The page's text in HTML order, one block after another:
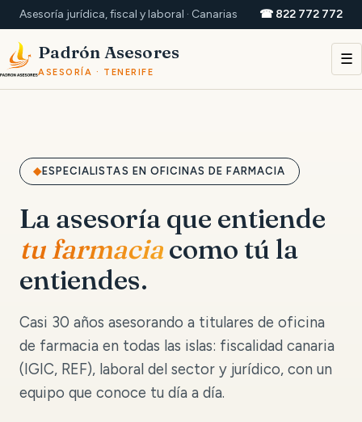
Asesoría jurídica, fiscal y laboral · Canarias ☎ 822 772 772
Padrón Asesores
ASESORÍA · TENERIFE
☰
ESPECIALISTAS EN OFICINAS DE FARMACIA
La asesoría que entiende
tu farmaciacomo tú la
entiendes.
Casi 30 años asesorando a titulares de oficina
de farmacia en todas las islas: fiscalidad canaria
(IGIC, REF), laboral del sector y jurídico, con un
equipo que conoce tu día a día.